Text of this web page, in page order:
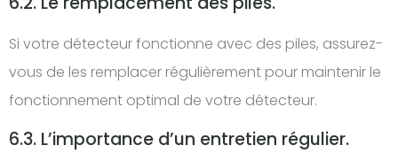
Si votre détecteur fonctionne avec des piles, assurez-
vous de les remplacer régulièrement pour maintenir le
fonctionnement optimal de votre détecteur.
6.3. L’importance d’un entretien régulier.